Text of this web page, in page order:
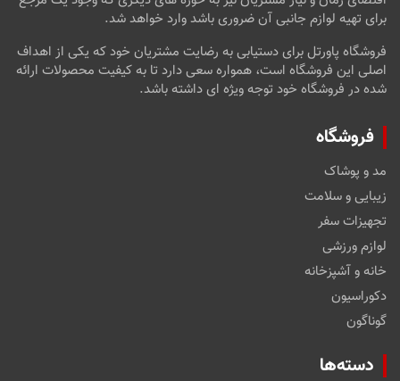
برای تهیه لوازم جانبی آن ضروری باشد وارد خواهد شد.
فروشگاه پاورتل برای دستیابی به رضایت مشتریان خود که یکی از اهداف
اصلی این فروشگاه است، همواره سعی دارد تا به کیفیت محصولات ارائه
شده در فروشگاه خود توجه ویژه ای داشته باشد.
فروشگاه
مد و پوشاک
زیبایی و سلامت
تجهیزات سفر
لوازم ورزشی
خانه و آشپزخانه
دکوراسیون
گوناگون
دسته‌ها